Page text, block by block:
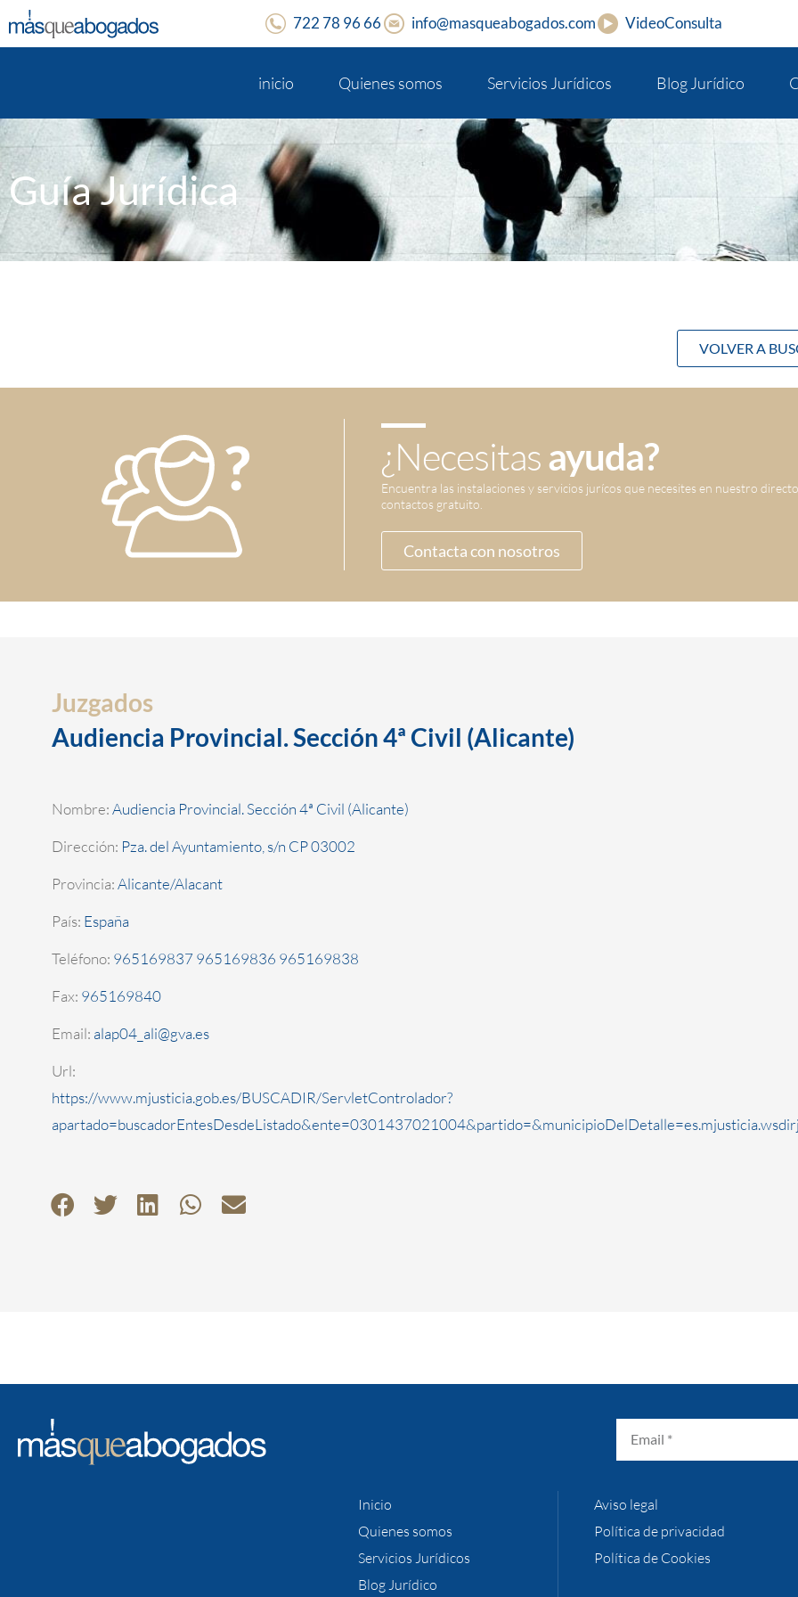
722 78 96 66 info@masqueabogados.com VideoConsulta
inicio Quienes somos Servicios Jurídicos Blog Jurídico
Guía Jurídica
VOLVER A
¿Necesitasayuda?
Encuentra las instalaciones y servicios jurícos que necesites en nuestro
contactos gratuito.
Contacta con nosotros
Juzgados
Audiencia Provincial. Sección 4ª Civil (Alicante)
Nombre:Audiencia Provincial. Sección 4ª Civil (Alicante)
Dirección: Pza. del Ayuntamiento, s/n CP 03002
Provincia:Alicante/Alacant
País: España
Teléfono: 965169837 965169836 965169838
Fax: 965169840
Email: alap04_ali@gva.es
Url:
https://www.mjusticia.gob.es/BUSCADIR/ServletControlador?
Inicio
Quienes somos
Servicios Jurídicos
Blog Jurídico
Aviso legal
Política de privacidad
Política de Cookies